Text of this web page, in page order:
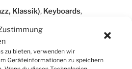
zu bieten, verwenden wir
Geräteinformationen zu speichern
Klassik), Keyboards,
Notensatz
für Jung und Alt.